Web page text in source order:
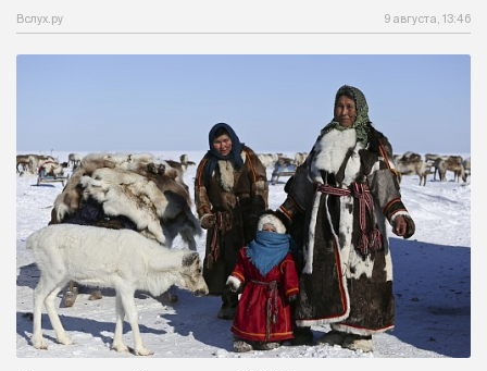
Вслух.ру 9 августа, 13:46